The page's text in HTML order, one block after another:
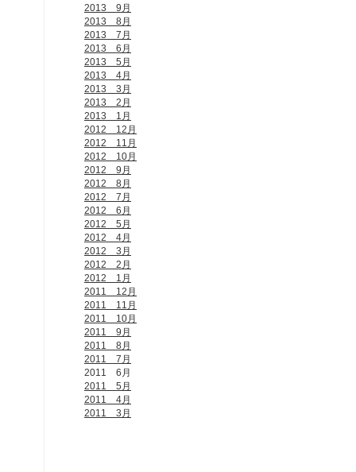
2013 9月
2013 8月
2013 7月
2013 6月
2013 5月
2013 4月
2013 3月
2013 2月
2013 1月
2012 12月
2012 11月
2012 10月
2012 9月
2012 8月
2012 7月
2012 6月
2012 5月
2012 4月
2012 3月
2012 2月
2012 1月
2011 12月
2011 11月
2011 10月
2011 9月
2011 8月
2011 7月
2011 6月
2011 5月
2011 4月
2011 3月